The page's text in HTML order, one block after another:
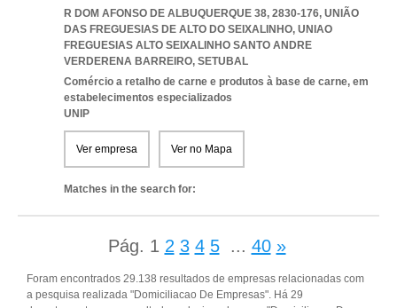
R DOM AFONSO DE ALBUQUERQUE 38, 2830-176, UNIÃO
DAS FREGUESIAS DE ALTO DO SEIXALINHO, UNIAO
FREGUESIAS ALTO SEIXALINHO SANTO ANDRE
VERDERENA BARREIRO, SETUBAL
Comércio a retalho de carne e produtos à base de carne, em
estabelecimentos especializados
UNIP
Ver empresa Ver no Mapa
Matches in the search for:
Pág. 1 2 3 4 5 ... 40 »
Foram encontrados 29.138 resultados de empresas relacionadas com
a pesquisa realizada "Domiciliacao De Empresas". Há 29